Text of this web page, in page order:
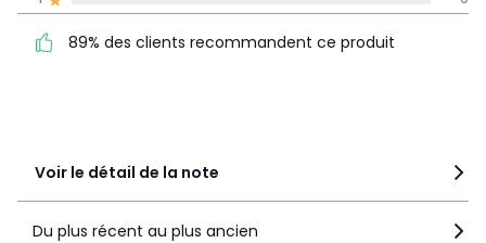
4 3
5
Voir le détail de la note
89% des clients recommandent ce produit
Du plus récent au plus ancien